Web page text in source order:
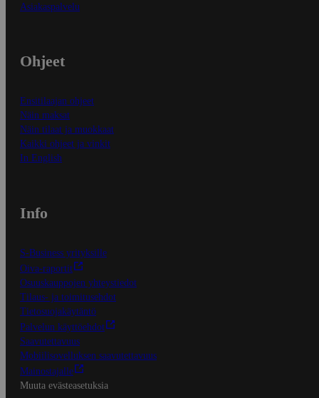
Asiakaspalvelu
Ohjeet
Ensitilaajan ohjeet
Näin maksat
Näin tilaat ja muokkaat
Kaikki ohjeet ja vinkit
In English
Info
S-Business yrityksille
Oiva-raportit
Osuuskauppojen yhteystiedot
Tilaus- ja toimitusehdot
Tietosuojakäytäntö
Palvelun käyttöehdot
Saavutettavuus
Mobiilisovelluksen saavutettavuus
Mainostajalle
Muuta evästeasetuksia